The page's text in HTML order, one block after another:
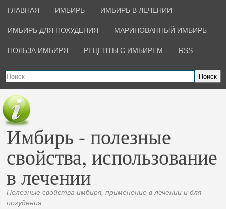
ГЛАВНАЯ ИМБИРЬ ИМБИРЬ В ЛЕЧЕНИИ
ИМБИРЬ ДЛЯ ПОХУДЕНИЯ МАРИНОВАННЫЙ ИМБИРЬ
ПОЛЬЗА ИМБИРЯ РЕЦЕПТЫ С ИМБИРЕМ RSS
Поиск
Имбирь - полезные
свойства, использование
в лечении
Полезные свойства имбиря, применение в лечении и для
похудения.